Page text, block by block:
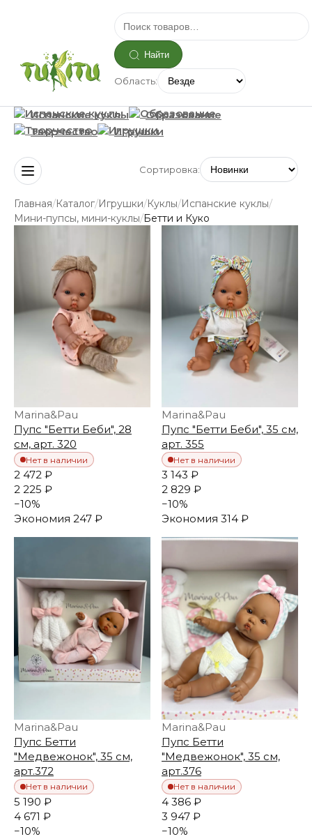
Найти
Область:
Испанские куклы
Образование
Творчество
Игрушки
Сортировка:
Главная/Каталог/Игрушки/Куклы/Испанские куклы/
Мини-пупсы, мини-куклы/Бетти и Куко
Marina&Pau
Пупс "Бетти Беби", 28
см, арт. 320
Нет в наличии
2 472 ₽
2 225 ₽
−10%
Экономия 247 ₽
Marina&Pau
Пупс "Бетти Беби", 35 см,
арт. 355
Нет в наличии
3 143 ₽
2 829 ₽
−10%
Экономия 314 ₽
Marina&Pau
Пупс Бетти
"Медвежонок", 35 см,
арт.372
Нет в наличии
5 190 ₽
4 671 ₽
−10%
Marina&Pau
Пупс Бетти
"Медвежонок", 35 см,
арт.376
Нет в наличии
4 386 ₽
3 947 ₽
−10%